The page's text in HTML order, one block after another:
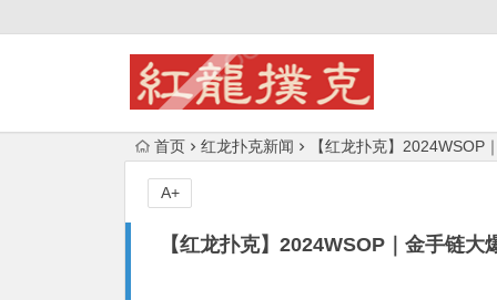
首页 红龙扑克新闻 【红龙扑克】
【红龙扑克】2024WSOP｜金手链
A+